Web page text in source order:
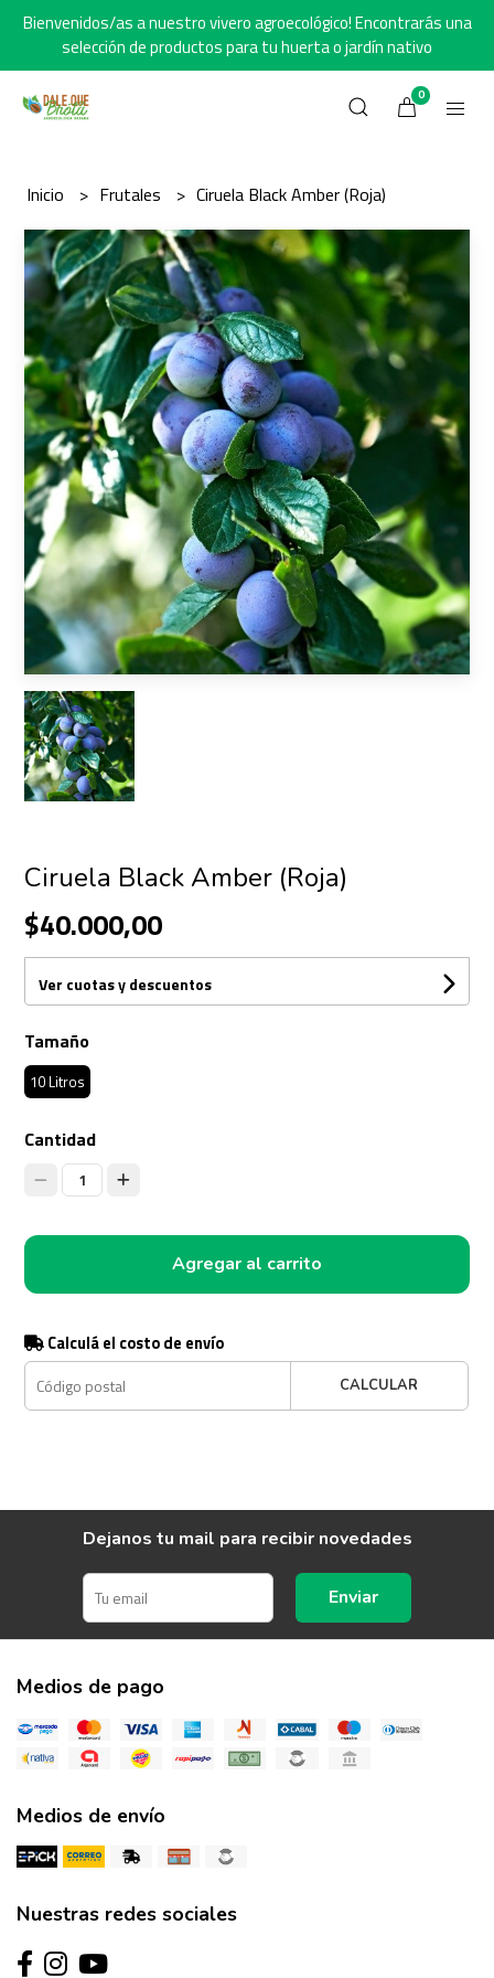
Bienvenidos/as a nuestro vivero agroecológico! Encontrarás una
selección de productos para tu huerta o jardín nativo
0
Inicio Frutales Ciruela Black Amber (Roja)
Ciruela Black Amber (Roja)
$40.000,00
Ver cuotas y descuentos
Tamaño
10 Litros
Cantidad
1
Agregar al carrito
Calculá el costo de envío
CALCULAR
Dejanos tu mail para recibir novedades
Enviar
Medios de pago
Medios de envío
Nuestras redes sociales